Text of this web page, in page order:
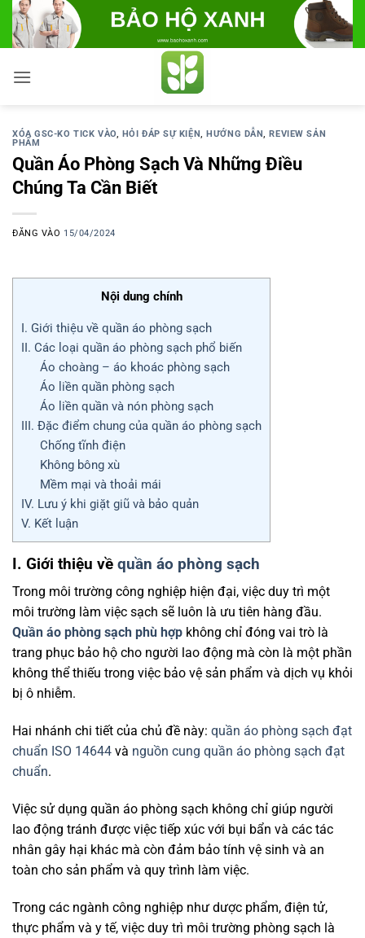
Bỏ
qua
nội
dung
XÓA GSC-KO TICK VÀO, HỎI ĐÁP SỰ KIỆN, HƯỚNG DẪN, REVIEW SẢN
PHẨM
Quần Áo Phòng Sạch Và Những Điều
Chúng Ta Cần Biết
ĐĂNG VÀO 15/04/2024
Nội dung chính
I. Giới thiệu về quần áo phòng sạch
II. Các loại quần áo phòng sạch phổ biến
Áo choàng – áo khoác phòng sạch
Áo liền quần phòng sạch
Áo liền quần và nón phòng sạch
III. Đặc điểm chung của quần áo phòng sạch
Chống tĩnh điện
Không bông xù
Mềm mại và thoải mái
IV. Lưu ý khi giặt giũ và bảo quản
V. Kết luận
I. Giới thiệu về quần áo phòng sạch
Trong môi trường công nghiệp hiện đại, việc duy trì một
môi trường làm việc sạch sẽ luôn là ưu tiên hàng đầu.
Quần áo phòng sạch phù hợp không chỉ đóng vai trò là
trang phục bảo hộ cho người lao động mà còn là một phần
không thể thiếu trong việc bảo vệ sản phẩm và dịch vụ khỏi
bị ô nhiễm.
Hai nhánh chi tiết của chủ đề này: quần áo phòng sạch đạt
chuẩn ISO 14644 và nguồn cung quần áo phòng sạch đạt
chuẩn.
Việc sử dụng quần áo phòng sạch không chỉ giúp người
lao động tránh được việc tiếp xúc với bụi bẩn và các tác
nhân gây hại khác mà còn đảm bảo tính vệ sinh và an
toàn cho sản phẩm và quy trình làm việc.
Trong các ngành công nghiệp như dược phẩm, điện tử,
thực phẩm và y tế, việc duy trì môi trường phòng sạch là